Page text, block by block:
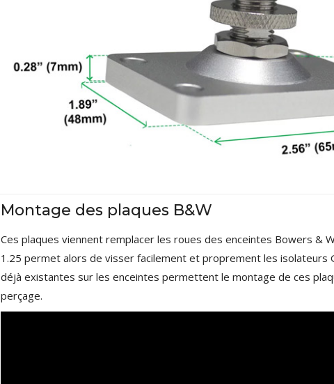
919,00 €
EVERSOLO DMP-A6 MASTER
EDITION GEN 2 Lecteur...
Montage des plaques B&W
Ces plaques viennent remplacer les roues des enceintes Bowers &
1.25 permet alors de visser facilement et proprement les isolateurs
déjà existantes sur les enceintes permettent le montage de ces
perçage.